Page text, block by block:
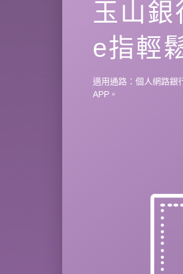
玉山
e指輕
適用通路：個人網路銀
APP。